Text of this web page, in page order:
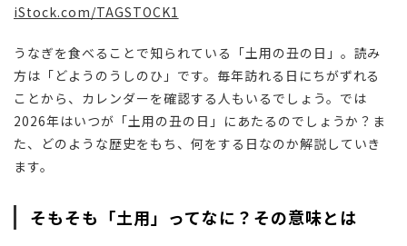
iStock.com/TAGSTOCK1
うなぎを食べることで知られている「土用の丑の日」。読み
方は「どようのうしのひ」です。毎年訪れる日にちがずれる
ことから、カレンダーを確認する人もいるでしょう。では
2026年はいつが「土用の丑の日」にあたるのでしょうか？ま
た、どのような歴史をもち、何をする日なのか解説していき
ます。
そもそも「土用」ってなに？その意味とは